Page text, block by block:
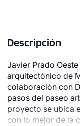
Descripción
Javier Prado
arquitectónico de
colaboración con
pasos del paseo
proyecto se ubica
con lo mejor de la